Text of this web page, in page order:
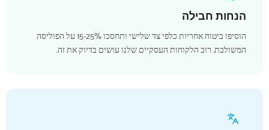
הנחות חבילה
הוסיפו ביטוח אחריות כלפי צד שלישי ותחסכו 15-25% על הפוליסה
המשולבת. רוב הלקוחות העסקיים שלנו עושים בדיוק את זה.